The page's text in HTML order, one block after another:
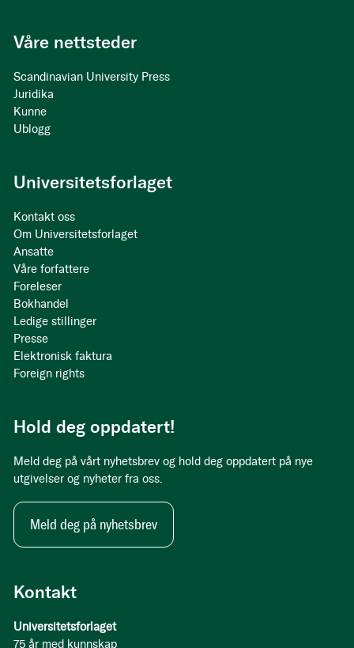
Kontakt
Universitetsforlaget
75 år med kunnskap
Våre nettsteder
Scandinavian University Press
Juridika
Kunne
Ublogg
Universitetsforlaget
Kontakt oss
Om Universitetsforlaget
Ansatte
Våre forfattere
Foreleser
Bokhandel
Ledige stillinger
Presse
Elektronisk faktura
Foreign rights
Hold deg oppdatert!
Meld deg på vårt nyhetsbrev og hold deg oppdatert på nye
utgivelser og nyheter fra oss.
Meld deg på nyhetsbrev